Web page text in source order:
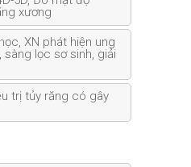
xương
XN phát hiện ung
lọc sơ sinh, giải
trị tủy răng có gây